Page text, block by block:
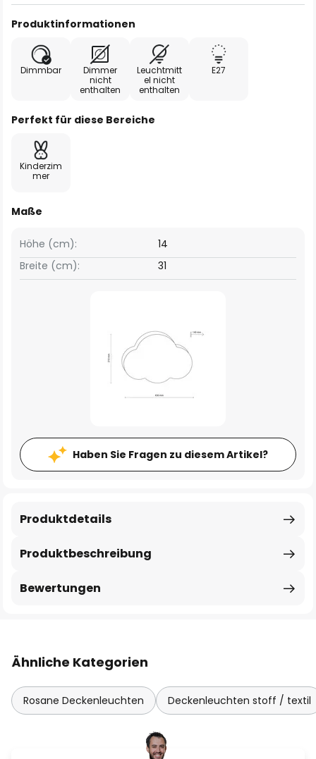
Produktinformationen
Dimmbar
Dimmer
nicht
enthalten
Leuchtmitt
el nicht
enthalten
E27
Perfekt für diese Bereiche
Kinderzim
mer
Maße
Breite (cm): 31
Höhe (cm): 14
Haben Sie Fragen zu diesem Artikel?
Produktbeschreibung
Produktdetails
Bewertungen
Ähnliche Kategorien
Rosane Deckenleuchten Deckenleuchten stoff / textil